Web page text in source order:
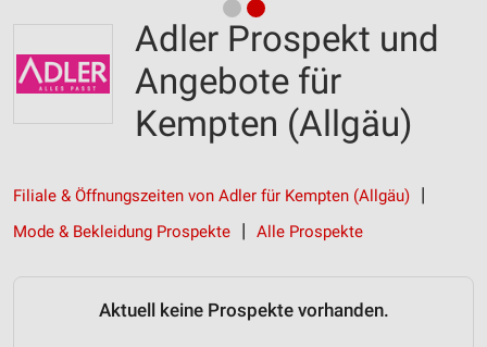
Adler Prospekt und
Angebote für
Kempten (Allgäu)
Filiale & Öffnungszeiten von Adler für Kempten (Allgäu)
Mode & Bekleidung Prospekte
Alle Prospekte
Aktuell keine Prospekte vorhanden.